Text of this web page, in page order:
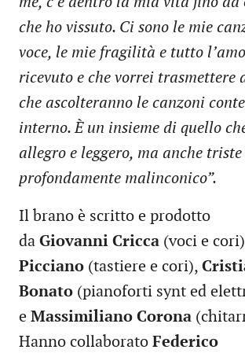
che ho vissuto. Ci sono le mie
voce, le mie fragilità e tutto
ricevuto e che vorrei
che ascolteranno le canzoni
interno. È un insieme di quello
allegro e leggero, ma anche triste
profondamente malinconico”.
Il brano è scritto e prodotto
da Giovanni Cricca (voci e
Picciano (tastiere e cori),
Bonato (pianoforti synt ed
e Massimiliano Corona
Hanno collaborato Federico